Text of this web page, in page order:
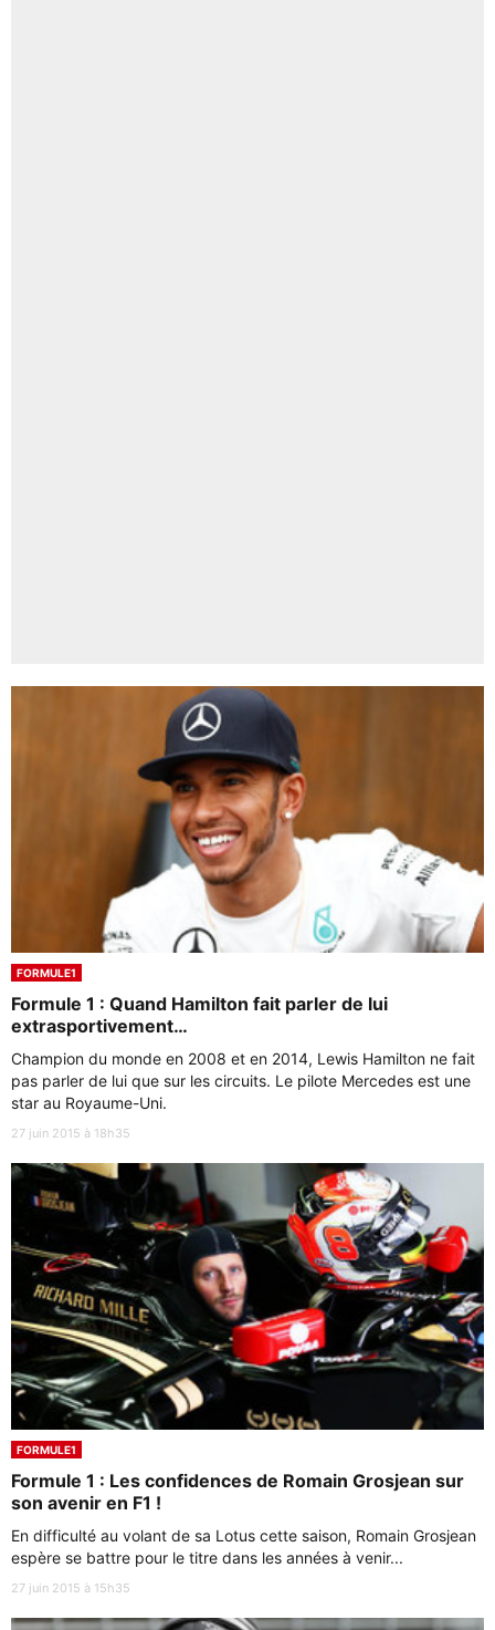
FORMULE1
Formule 1 : Quand Hamilton fait parler de lui
extrasportivement…
Champion du monde en 2008 et en 2014, Lewis Hamilton ne fait
pas parler de lui que sur les circuits. Le pilote Mercedes est une
star au Royaume-Uni.
27 juin 2015 à 18h35
FORMULE1
Formule 1 : Les confidences de Romain Grosjean sur
son avenir en F1 !
En difficulté au volant de sa Lotus cette saison, Romain Grosjean
espère se battre pour le titre dans les années à venir...
27 juin 2015 à 15h35